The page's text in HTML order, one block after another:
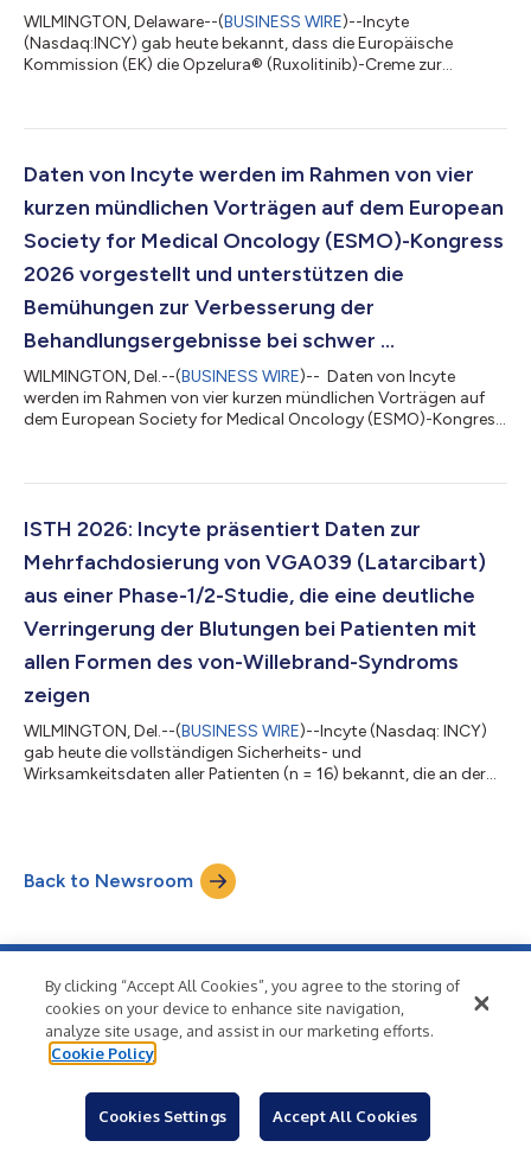
WILMINGTON, Delaware--(BUSINESS WIRE)--Incyte
(Nasdaq:INCY) gab heute bekannt, dass die Europäische
Kommission (EK) die Opzelura® (Ruxolitinib)-Creme zur
Kortikosteroide (TCS) und topische Calcineurin-Hemmer (TCI)
Opzelura durch die Europäische Kommission ist ein wichtiger
Meilenstein für Erwachsene in Europa, die an mittelschwer...
Daten von Incyte werden im Rahmen von vier
kurzen mündlichen Vorträgen auf dem European
Society for Medical Oncology (ESMO)-Kongress
2026 vorgestellt und unterstützen die
Bemühungen zur Verbesserung der
Behandlungsergebnisse bei schwer ...
WILMINGTON, Del.--(BUSINESS WIRE)-- Daten von Incyte
werden im Rahmen von vier kurzen mündlichen Vorträgen auf
dem European Society for Medical Oncology (ESMO)-Kongress
behandelnden Krebserkrankungen Incyte (Nasdaq:INCY) gab
Europäischen Gesellschaft für Medizinische Onkologie (ESMO)
2026, der vom 23. bis 27. Oktober 2026 in Madrid...
ISTH 2026: Incyte präsentiert Daten zur
Mehrfachdosierung von VGA039 (Latarcibart)
aus einer Phase-1/2-Studie, die eine deutliche
Verringerung der Blutungen bei Patienten mit
allen Formen des von-Willebrand-Syndroms
zeigen
WILMINGTON, Del.--(BUSINESS WIRE)--Incyte (Nasdaq: INCY)
gab heute die vollständigen Sicherheits- und
Wirksamkeitsdaten aller Patienten (n = 16) bekannt, die an der
Prüfung für Patienten mit von-Willebrand-Syndrom (VWS). Die
Daten werden heute im Rahmen eines Vortrags auf dem 34.
Kongress der International Society on Thromb...
Back to Newsroom
Wish your news had
this kind of reach?
By clicking “Accept All Cookies”, you agree to the storing of
cookies on your device to enhance site navigation,
analyze site usage, and assist in our marketing efforts.
Cookie Policy
Cookies Settings Accept All Cookies